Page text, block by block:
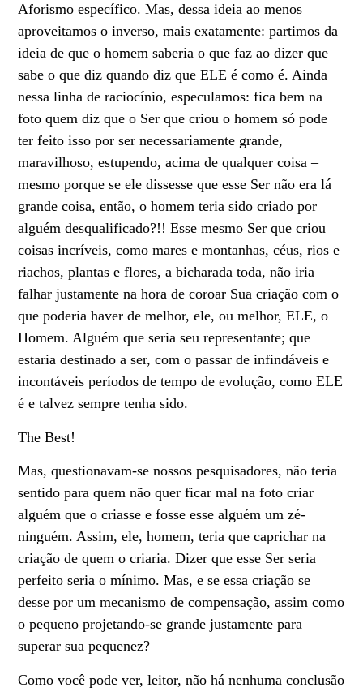
Aforismo específico. Mas, dessa ideia ao menos
aproveitamos o inverso, mais exatamente: partimos da
ideia de que o homem saberia o que faz ao dizer que
sabe o que diz quando diz que ELE é como é. Ainda
nessa linha de raciocínio, especulamos: fica bem na
foto quem diz que o Ser que criou o homem só pode
ter feito isso por ser necessariamente grande,
maravilhoso, estupendo, acima de qualquer coisa –
mesmo porque se ele dissesse que esse Ser não era lá
grande coisa, então, o homem teria sido criado por
alguém desqualificado?!! Esse mesmo Ser que criou
coisas incríveis, como mares e montanhas, céus, rios e
riachos, plantas e flores, a bicharada toda, não iria
falhar justamente na hora de coroar Sua criação com o
que poderia haver de melhor, ele, ou melhor, ELE, o
Homem. Alguém que seria seu representante; que
estaria destinado a ser, com o passar de infindáveis e
incontáveis períodos de tempo de evolução, como ELE
é e talvez sempre tenha sido.
The Best!
Mas, questionavam-se nossos pesquisadores, não teria
sentido para quem não quer ficar mal na foto criar
alguém que o criasse e fosse esse alguém um zé-
ninguém. Assim, ele, homem, teria que caprichar na
criação de quem o criaria. Dizer que esse Ser seria
perfeito seria o mínimo. Mas, e se essa criação se
desse por um mecanismo de compensação, assim como
o pequeno projetando-se grande justamente para
superar sua pequenez?
Como você pode ver, leitor, não há nenhuma conclusão